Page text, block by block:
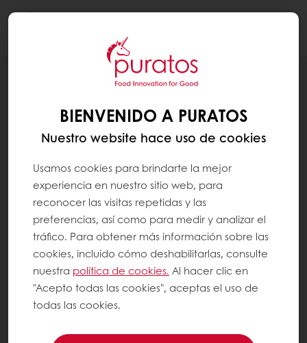
BIENVENIDO A PURATOS
Nuestro website hace uso de cookies
Usamos cookies para brindarte la mejor
experiencia en nuestro sitio web, para
reconocer las visitas repetidas y las
preferencias, así como para medir y analizar el
tráfico. Para obtener más información sobre las
cookies, incluido cómo deshabilitarlas, consulte
nuestra política de cookies. Al hacer clic en
"Acepto todas las cookies", aceptas el uso de
todas las cookies.